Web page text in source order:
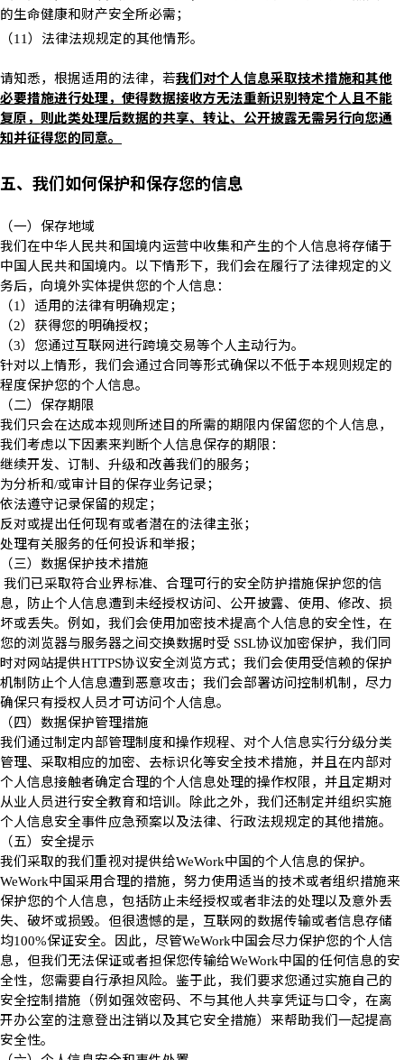
的生命健康和财产安全所必需；
（11）法律法规规定的其他情形。
请知悉，根据适用的法律，若我们对个人信息采取技术措施和其他
必要措施进行处理，使得数据接收方无法重新识别特定个人且不能
复原，则此类处理后数据的共享、转让、公开披露无需另行向您通
知并征得您的同意。
五、我们如何保护和保存您的信息
（一）保存地域
我们在中华人民共和国境内运营中收集和产生的个人信息将存储于
中国人民共和国境内。以下情形下，我们会在履行了法律规定的义
务后，向境外实体提供您的个人信息：
（1）适用的法律有明确规定；
（2）获得您的明确授权；
（3）您通过互联网进行跨境交易等个人主动行为。
针对以上情形，我们会通过合同等形式确保以不低于本规则规定的
程度保护您的个人信息。
（二）保存期限
我们只会在达成本规则所述目的所需的期限内保留您的个人信息，
我们考虑以下因素来判断个人信息保存的期限：
继续开发、订制、升级和改善我们的服务；
为分析和/或审计目的保存业务记录；
依法遵守记录保留的规定；
反对或提出任何现有或者潜在的法律主张；
处理有关服务的任何投诉和举报；
（三）数据保护技术措施
我们已采取符合业界标准、合理可行的安全防护措施保护您的信
息，防止个人信息遭到未经授权访问、公开披露、使用、修改、损
坏或丢失。例如，我们会使用加密技术提高个人信息的安全性，在
您的浏览器与服务器之间交换数据时受 SSL协议加密保护，我们同
时对网站提供HTTPS协议安全浏览方式；我们会使用受信赖的保护
机制防止个人信息遭到恶意攻击；我们会部署访问控制机制，尽力
确保只有授权人员才可访问个人信息。
（四）数据保护管理措施
我们通过制定内部管理制度和操作规程、对个人信息实行分级分类
管理、采取相应的加密、去标识化等安全技术措施，并且在内部对
个人信息接触者确定合理的个人信息处理的操作权限，并且定期对
从业人员进行安全教育和培训。除此之外，我们还制定并组织实施
个人信息安全事件应急预案以及法律、行政法规规定的其他措施。
（五）安全提示
我们采取的我们重视对提供给WeWork中国的个人信息的保护。
WeWork中国采用合理的措施，努力使用适当的技术或者组织措施来
保护您的个人信息，包括防止未经授权或者非法的处理以及意外丢
失、破坏或损毁。但很遗憾的是，互联网的数据传输或者信息存储
均100%保证安全。因此，尽管WeWork中国会尽力保护您的个人信
息，但我们无法保证或者担保您传输给WeWork中国的任何信息的安
全性，您需要自行承担风险。鉴于此，我们要求您通过实施自己的
安全控制措施（例如强效密码、不与其他人共享凭证与口令，在离
开办公室的注意登出注销以及其它安全措施）来帮助我们一起提高
安全性。